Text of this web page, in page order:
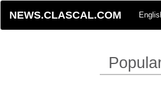
NEWS.CLASCAL.COM